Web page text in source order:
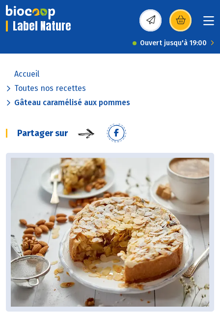
Label Nature (s’ouvre dans une
Ouvert jusqu'à 19:00
Accueil
Toutes nos recettes
Gâteau caramélisé aux pommes
Partager sur